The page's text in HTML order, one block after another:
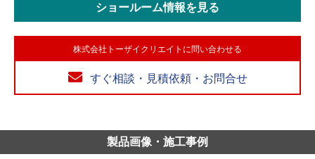
ショールーム情報を見る
株式会社トーザイクリエイトに問い合わせる
すぐ相談・見積依頼・お問合せ
製品画像・施工事例